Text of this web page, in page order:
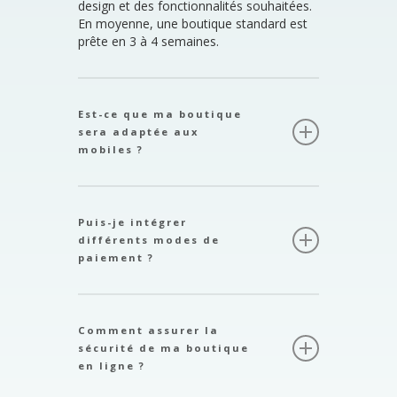
design et des fonctionnalités souhaitées.
En moyenne, une boutique standard est
prête en 3 à 4 semaines.
Est-ce que ma boutique
sera adaptée aux
mobiles ?
qui signifie qu’elles s’adaptent
parfaitement à tous les appareils, qu’il
s’agisse de smartphones, de tablettes ou
Puis-je intégrer
différents modes de
paiement ?
Stripe, cartes de crédit, et bien d’autres.
Comment assurer la
sécurité de ma boutique
en ligne ?